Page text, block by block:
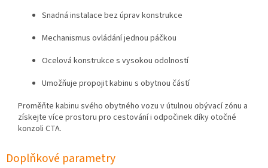
Snadná instalace bez úprav konstrukce
Mechanismus ovládání jednou páčkou
Ocelová konstrukce s vysokou odolností
Umožňuje propojit kabinu s obytnou částí
Proměňte kabinu svého obytného vozu v útulnou obývací zónu a
získejte více prostoru pro cestování i odpočinek díky otočné
konzoli CTA.
Doplňkové parametry